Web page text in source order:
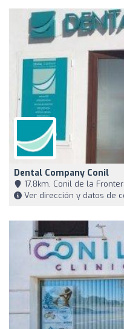
Dental Company Conil
17,8km, Conil de la
Ver dirección y datos de